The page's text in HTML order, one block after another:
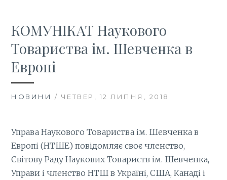
КОМУНІКАТ Наукового
Товариства ім. Шевченка в
Европі
НОВИНИ / ЧЕТВЕР, 12 ЛИПНЯ, 2018
Управа Наукового Товариства ім. Шевченка в
Европі (НТШЕ) повідомляє своє членство,
Світову Раду Наукових Товариств ім. Шевченка,
Управи і членство НТШ в Україні, США, Канаді і